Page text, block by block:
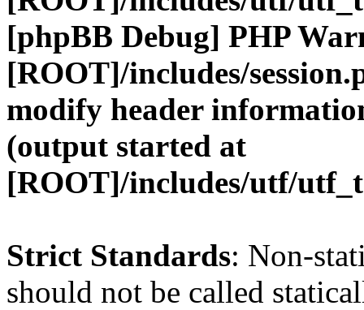
[phpBB Debug] PHP
[ROOT]/includes/
modify header
(output started at
[ROOT]/includes/utf/
Strict Standards: Non-
should not be called